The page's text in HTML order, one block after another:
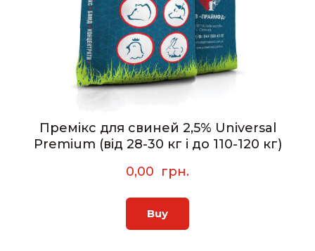
Премікс для свиней 2,5% Universal
Premium (від 28-30 кг і до 110-120 кг)
0,00  грн.
Buy